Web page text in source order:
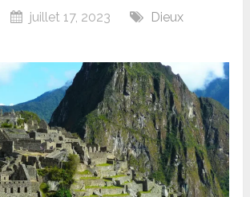
juillet 17, 2023
Dieux